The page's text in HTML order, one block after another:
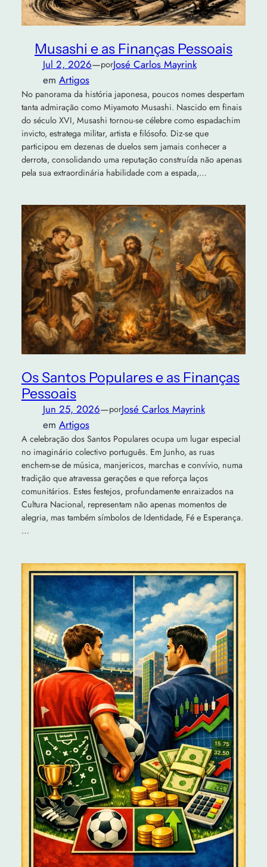
Musashi e as Finanças Pessoais
Jul 2, 2026—porJosé Carlos Mayrink
em Artigos
No panorama da história japonesa, poucos nomes despertam
tanta admiração como Miyamoto Musashi. Nascido em finais
do século XVI, Musashi tornou-se célebre como espadachim
invicto, estratega militar, artista e filósofo. Diz-se que
participou em dezenas de duelos sem jamais conhecer a
derrota, consolidando uma reputação construída não apenas
pela sua extraordinária habilidade com a espada,…
Os Santos Populares e as Finanças
Pessoais
Jun 25, 2026—porJosé Carlos Mayrink
em Artigos
A celebração dos Santos Populares ocupa um lugar especial
no imaginário colectivo português. Em Junho, as ruas
enchem‑se de música, manjericos, marchas e convívio, numa
tradição que atravessa gerações e que reforça laços
comunitários. Estes festejos, profundamente enraizados na
Cultura Nacional, representam não apenas momentos de
alegria, mas também símbolos de Identidade, Fé e Esperança.
…